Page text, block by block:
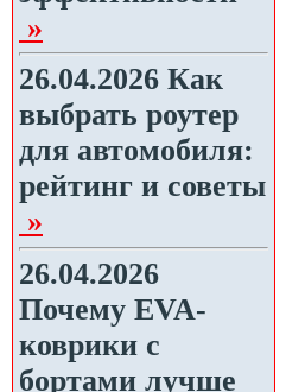
»
26.04.2026 Как
выбрать роутер
для автомобиля:
рейтинг и советы
»
26.04.2026
Почему EVA-
коврики с
бортами лучше